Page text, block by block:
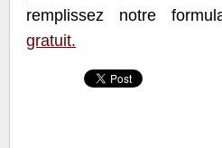
remplissez notre
gratuit.